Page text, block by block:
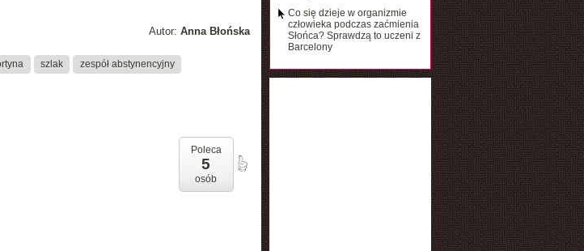
Autor: Anna Błońska
szlak zespół abstynencyjny
Poleca
5
osób
Co się dzieje w organizmie
człowieka podczas zaćmienia
Słońca? Sprawdzą to uczeni z
Barcelony